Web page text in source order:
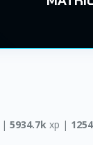
| 5934.7k xp |